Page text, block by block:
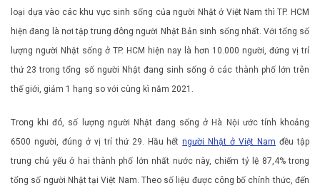
loại dựa vào các khu vực sinh sống của người Nhật ở Việt Nam thì TP. HCM
hiện đang là nơi tập trung đông người Nhật Bản sinh sống nhất. Với tổng số
lượng người Nhật sống ở TP. HCM hiện nay là hơn 10.000 người, đứng vị trí
thứ 23 trong tổng số người Nhật đang sinh sống ở các thành phố lớn trên
thế giới, giảm 1 hạng so với cùng kì năm 2021.
Trong khi đó, số lượng người Nhật đang sống ở Hà Nội ước tính khoảng
6500 người, đúng ở vị trí thứ 29. Hầu hếtngười Nhật ở Việt Nam đều tập
trung chủ yếu ở hai thành phố lớn nhất nước này, chiếm tỷ lệ 87,4% trong
tổng số người Nhật tại Việt Nam. Theo số liệu được công bố chính thức, đến